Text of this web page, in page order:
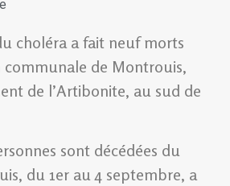
choléra a fait neuf morts
communale de Montrouis,
de l’Artibonite, au sud de
sont décédées du
du 1er au 4 septembre, a